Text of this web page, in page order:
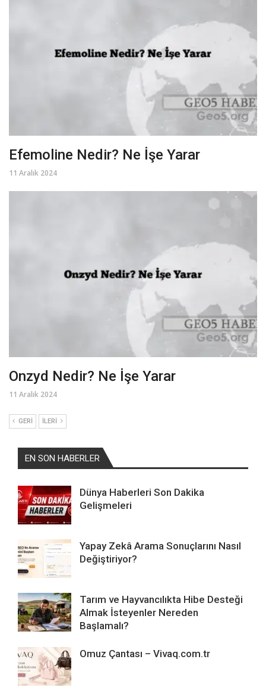
Efemoline Nedir? Ne İşe Yarar
11 Aralık 2024
Onzyd Nedir? Ne İşe Yarar
11 Aralık 2024
GERI İLERI
EN SON HABERLER
Dünya Haberleri Son Dakika
Gelişmeleri
Yapay Zekâ Arama Sonuçlarını Nasıl
Değiştiriyor?
Tarım ve Hayvancılıkta Hibe Desteği
Almak İsteyenler Nereden
Başlamalı?
Omuz Çantası – Vivaq.com.tr